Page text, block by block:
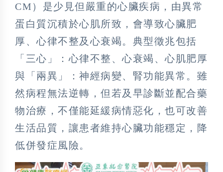
CM）是少見但嚴重的心臟疾病，由異常
蛋白質沉積於心肌所致，會導致心臟肥
厚、心律不整及心衰竭。典型徵兆包括
「三心」：心律不整、心衰竭、心肌肥厚
與「兩異」：神經病變、腎功能異常。雖
然病程無法逆轉，但若及早診斷並配合藥
物治療，不僅能延緩病情惡化，也可改善
生活品質，讓患者維持心臟功能穩定，降
低併發症風險。